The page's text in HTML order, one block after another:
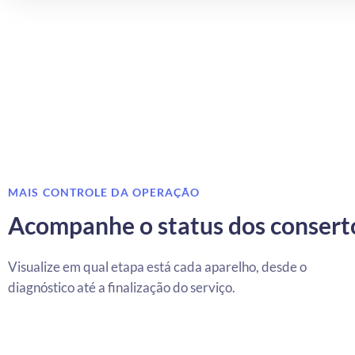
MAIS CONTROLE DA OPERAÇÃO
Acompanhe o status dos
Visualize em qual etapa está cada aparelho, desde o
diagnóstico até a finalização do serviço.